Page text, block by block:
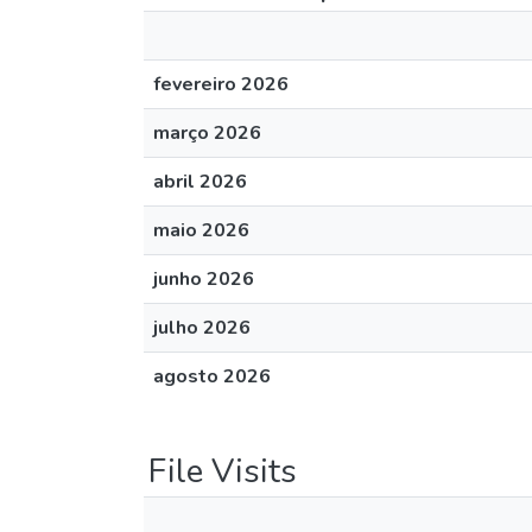
fevereiro 2026
março 2026
abril 2026
maio 2026
junho 2026
julho 2026
agosto 2026
File Visits